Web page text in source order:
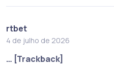
rtbet
4 de julho de 2026
… [Trackback]